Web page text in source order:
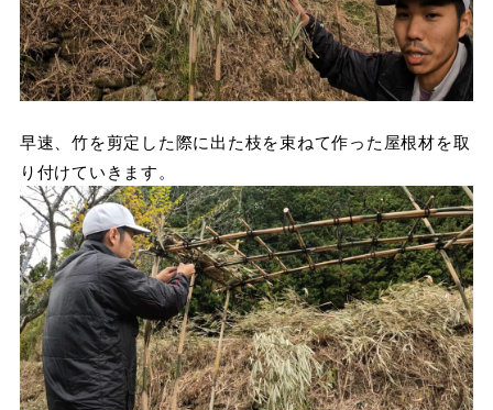
早速、竹を剪定した際に出た枝を束ねて作った屋根材を取
り付けていきます。